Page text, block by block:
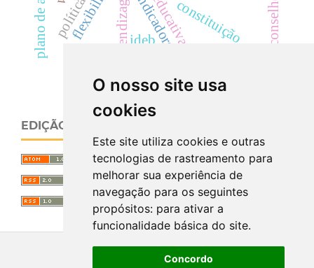
O nosso site usa
cookies
Este site utiliza cookies e outras
tecnologias de rastreamento para
melhorar sua experiência de
navegação para os seguintes
propósitos: para ativar a
funcionalidade básica do site.
Concordo
constituição
indicadores
aprendizagemideb.
EDIÇÃO ATUAL